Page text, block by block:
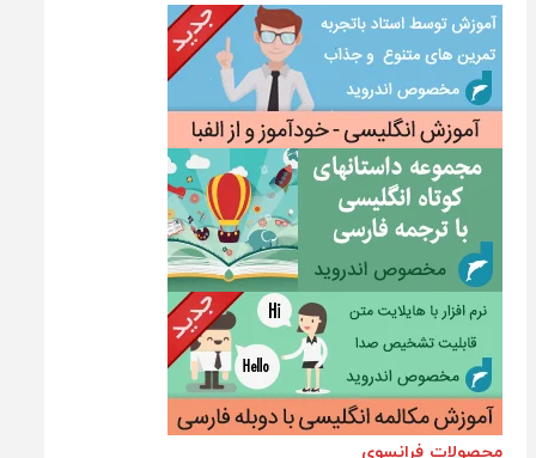
محصولات فرانسوی